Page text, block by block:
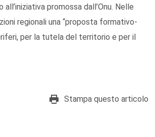
promossa dall’Onu. Nelle
regionali una “proposta formativo-
per la tutela del territorio e per il
Stampa questo articolo